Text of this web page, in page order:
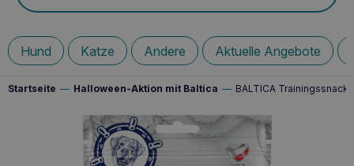
Hund Katze Andere Aktuelle Angebote
Startseite — Halloween-Aktion mit Baltica — BALTICA